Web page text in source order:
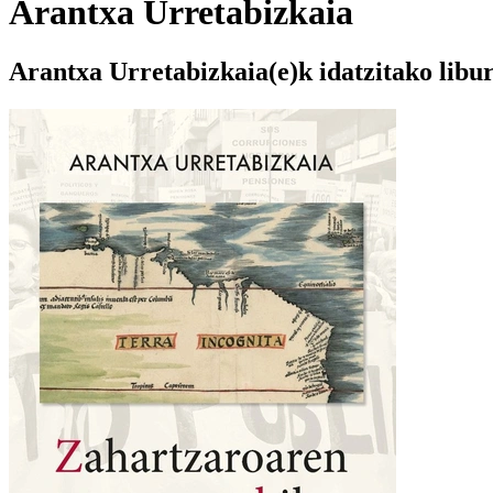
Arantxa Urretabizkaia
Arantxa Urretabizkaia(e)k idatzitako